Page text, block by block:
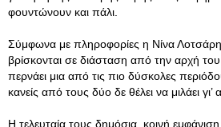
φουντώνουν και πάλι.
Σύμφωνα με πληροφορίες η Νίνα
βρίσκονται σε διάσταση από την αρχή του
περνάει μια από τις πιο δύσκολες
κανείς από τους δύο δε θέλει να μιλάει γι’
Η τελευταία τους δημόσια, κοινή εμφάνιση